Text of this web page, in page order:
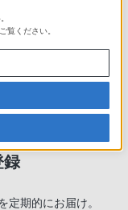
録
定期的にお届け。
覧ください。